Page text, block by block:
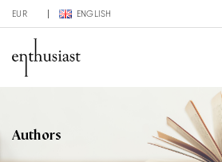
EUR ENGLISH
Authors